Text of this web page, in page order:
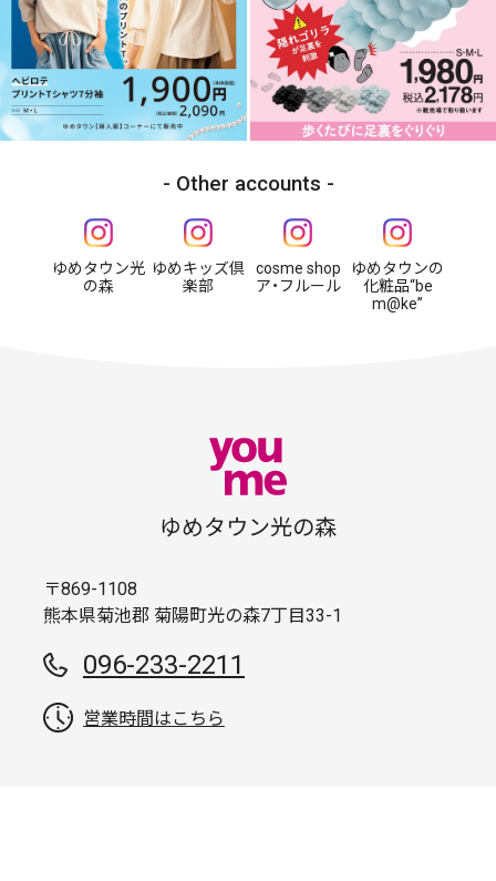
Other accounts
ゆめタウン光
の森
ゆめキッズ倶
楽部
cosme shop
ア・フルール
ゆめタウンの
化粧品“be
m@ke”
ゆめタウン光の森
〒869-1108
熊本県菊池郡 菊陽町光の森7丁目33-1
096-233-2211
営業時間はこちら